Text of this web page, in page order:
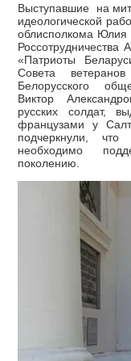
Выступавшие на
идеологической
облисполкома Юлия
Россотрудничества
«Патриоты
Совета
Белорусского
Виктор
русских солдат,
французами у
подчеркнули, что
необходимо
поколению.